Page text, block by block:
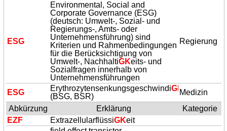
ESG
Environmental, Social and
Corporate Governance (ESG)
(deutsch: Umwelt-, Sozial- und
Regierungs-, Amts- oder
Unternehmensführung) sind
Kriterien und Rahmenbedingungen
für die Berücksichtigung von
Umwelt-, NachhaltiGKeits- und
Sozialfragen innerhalb von
Unternehmensführungen
Regierung
ESG ErythrozytensenkungsgeschwindiGK eit
(BSG, BSR)
Medizin
Abkürzung
Erklärung
Kategorie
EZF
ExtrazellularflüssiGKeit